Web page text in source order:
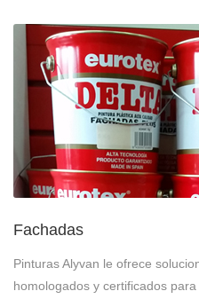
Fachadas
Pinturas Alyvan le ofrece
homologados y certificados